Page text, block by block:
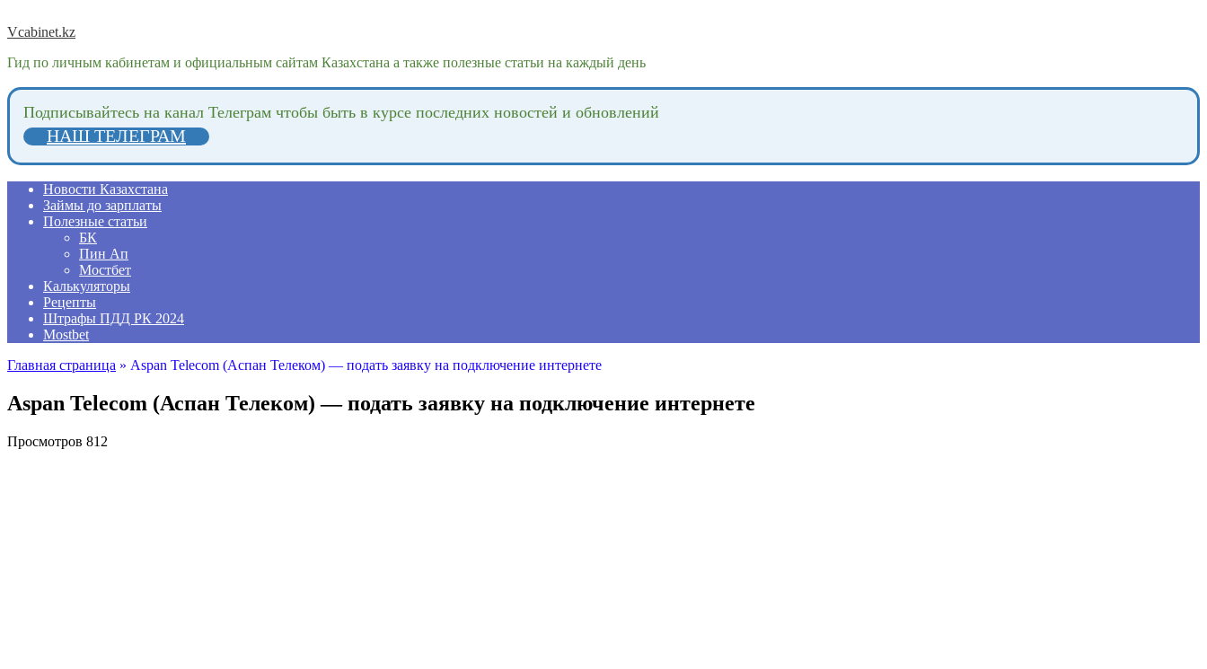
Vcabinet.kz
Гид по личным кабинетам и официальным сайтам Казахстана а также полезные статьи на каждый день
Подпиcывайтесь на канал Телеграм чтобы быть в курсе последних новостей и обновлений
НАШ ТЕЛЕГРАМ
Новости Казахстана
Займы до зарплаты
Полезные статьи
БК
Пин Ап
Мостбет
Калькуляторы
Рецепты
Штрафы ПДД РК 2024
Mostbet
Главная страница » Aspan Telecom (Аспан Телеком) — подать заявку на подключение интернете
Aspan Telecom (Аспан Телеком) — подать заявку на подключение интернете
Просмотров 812